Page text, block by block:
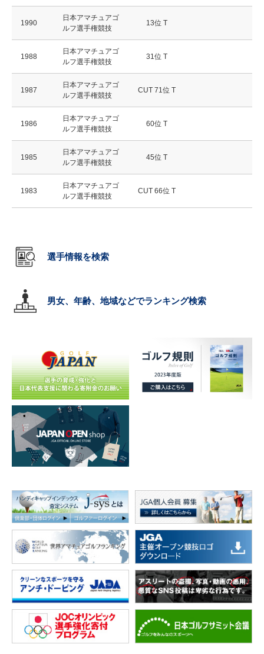
1990
日本アマチュアゴ
ルフ選手権競技
13位 T
1988
日本アマチュアゴ
ルフ選手権競技
31位 T
1987
日本アマチュアゴ
ルフ選手権競技
CUT 71位 T
1986
日本アマチュアゴ
ルフ選手権競技
60位 T
1985
日本アマチュアゴ
ルフ選手権競技
45位 T
1983
日本アマチュアゴ
ルフ選手権競技
CUT 66位 T
選手情報を検索
男女、年齢、地域などでランキング検索